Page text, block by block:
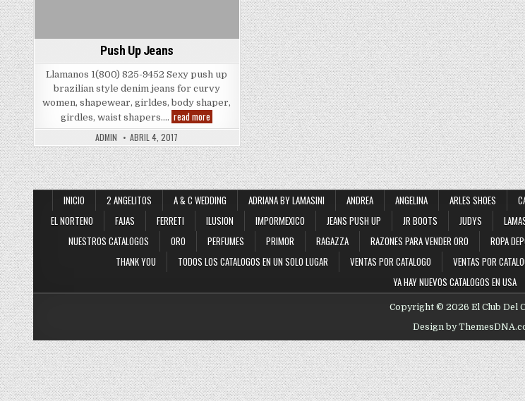
Push Up Jeans
Llamanos 1(800) 825-9452 Sexy push up
brazilian style denim jeans for curvy
women, shapewear, girldes, body shaper,
girdles, waist shapers…. read more
Up
ADMIN ABRIL 4, 2017
INICIO 2 ANGELITOS A & C WEDDING ADRIANA BY LAMASINI ANDREA ANGELINA ARLES SHOES
EL NORTENO
FAJAS FERRETI ILUSION IMPORMEXICO JEANS PUSH UP JR BOOTS JUDYS
NUESTROS CATALOGOS
ORO PERFUMES PRIMOR RAGAZZA RAZONES PARA VENDER ORO ROPA
THANK YOU
TODOS LOS CATALOGOS EN UN SOLO LUGAR VENTAS POR CATALOGO VENTAS POR
YA HAY NUEVOS CATALOGOS EN USA
Copyright © 2026 El Club Del
Design by